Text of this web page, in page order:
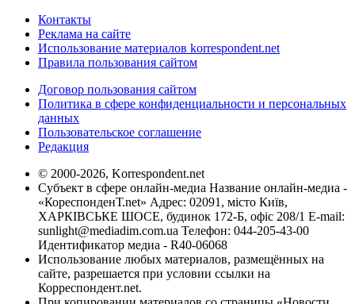
Контакты
Реклама на сайте
Использование материалов korrespondent.net
Правила пользования сайтом
Договор пользования сайтом
Политика в сфере конфиденциальности и персональных
данных
Пользовательское соглашение
Редакция
© 2000-2026, Korrespondent.net
Субъект в сфере онлайн-медиа Название онлайн-медиа -
«КореспонденТ.net» Адрес: 02091, місто Київ,
ХАРКІВСЬКЕ ШОСЕ, будинок 172-Б, офіс 208/1 E-mail:
sunlight@mediadim.com.ua Телефон: 044-205-43-00
Идентификатор медиа - R40-06068
Использование любых материалов, размещённых на
сайте, разрешается при условии ссылки на
Корреспондент.net.